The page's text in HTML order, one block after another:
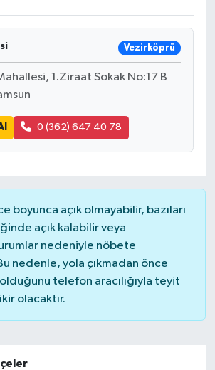
Vezirköprü
1.Ziraat Sokak No:17 B
0 (362) 647 40 78
boyunca açık olmayabilir, bazıları
açık kalabilir veya
nedeniyle nöbete
nedenle, yola çıkmadan önce
telefon aracılığıyla teyit
olacaktır.